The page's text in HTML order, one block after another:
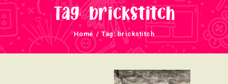
Tag: brickstitch
Home Tag: brickstitch
NOS UNIVERS
ARRIVAGES
ATELIERS ET
ÉVÈNEMENTS
INFOS ÉVÈNEMENTS